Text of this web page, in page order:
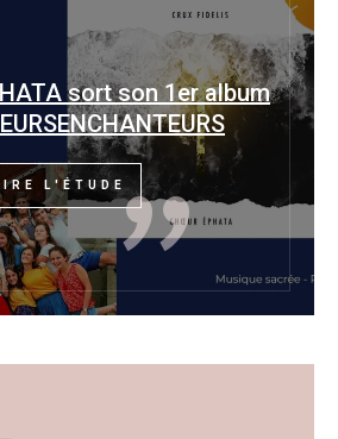
sort son 1er album
L'ÉTUDE"